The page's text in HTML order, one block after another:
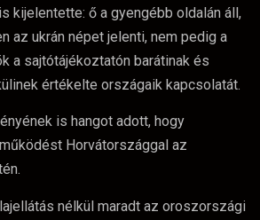
kijelentette: ő a gyengébb oldalán áll,
az ukrán népet jelenti, nem pedig a
a sajtótájékoztatón barátinak és
értékelte országaik kapcsolatát.
is hangot adott, hogy
Horvátországgal az
nélkül maradt az oroszországi